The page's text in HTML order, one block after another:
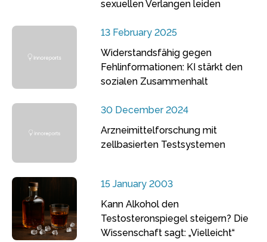
sexuellen Verlangen leiden
13 February 2025
Widerstandsfähig gegen
Fehlinformationen: KI stärkt den
sozialen Zusammenhalt
30 December 2024
Arzneimittelforschung mit
zellbasierten Testsystemen
15 January 2003
Kann Alkohol den
Testosteronspiegel steigern? Die
Wissenschaft sagt: „Vielleicht“